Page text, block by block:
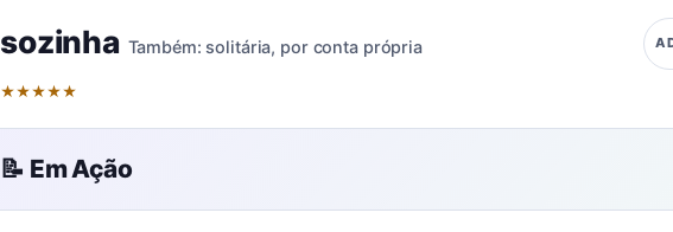
sozinha Também: solitária, por conta própria
★★★★★
📝 Em Ação